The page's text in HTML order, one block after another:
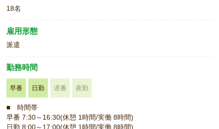
18名
雇用形態
派遣
勤務時間
早番 日勤 遅番 夜勤
■ 時間帯
早番 7:30～16:30(休憩 1時間/実働 8時間)
日勤 8:00～17:00(休憩 1時間/実働 8時間)